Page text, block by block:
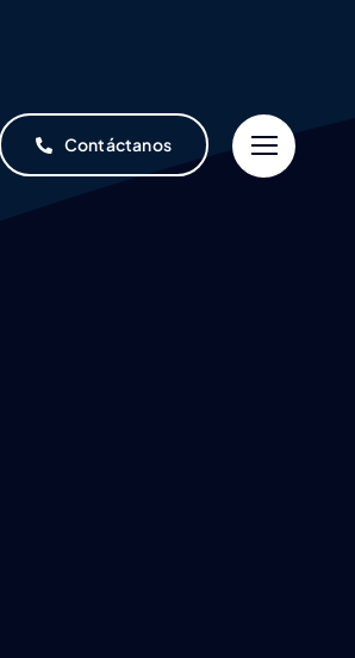
Contáctanos